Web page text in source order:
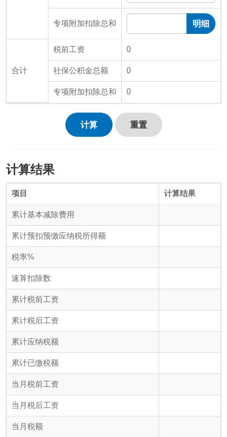
专项附加扣除总和 明细
合计
税前工资 0
社保公积金总额 0
专项附加扣除总和 0
计算 重置
计算结果
项目 计算结果
累计基本减除费用
累计预扣预缴应纳税所得额
税率%
速算扣除数
累计税前工资
累计税后工资
累计应纳税额
累计已缴税额
当月税前工资
当月税后工资
当月税额